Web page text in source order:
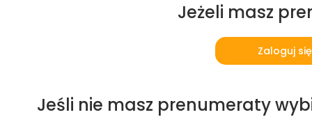
Jeżeli masz
Zaloguj się
Jeśli nie masz prenumeraty